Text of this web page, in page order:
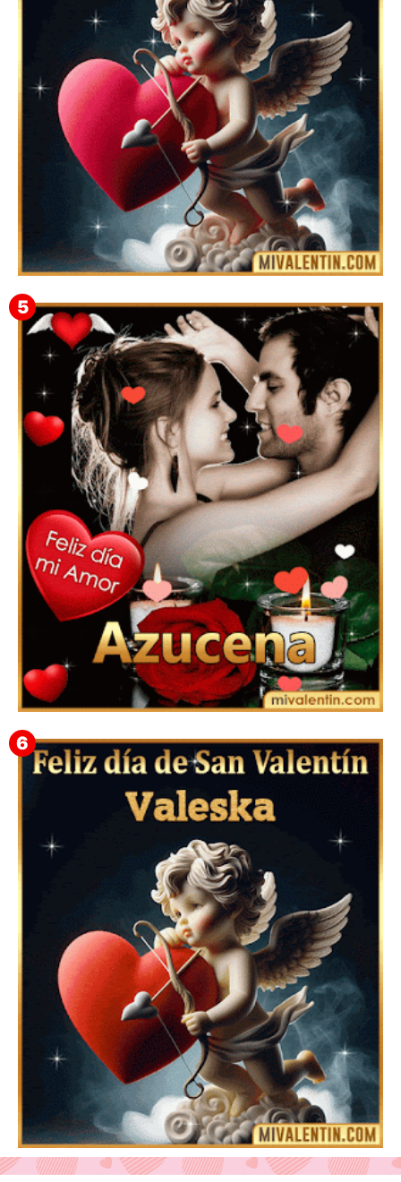
Feliz San Valentín Delsy
Feliz San Valentín Eudocia
Feliz San Valentín Azucena